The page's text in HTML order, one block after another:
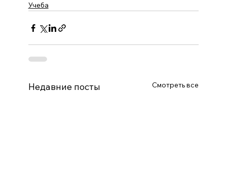
Учеба
Недавние посты Смотреть все